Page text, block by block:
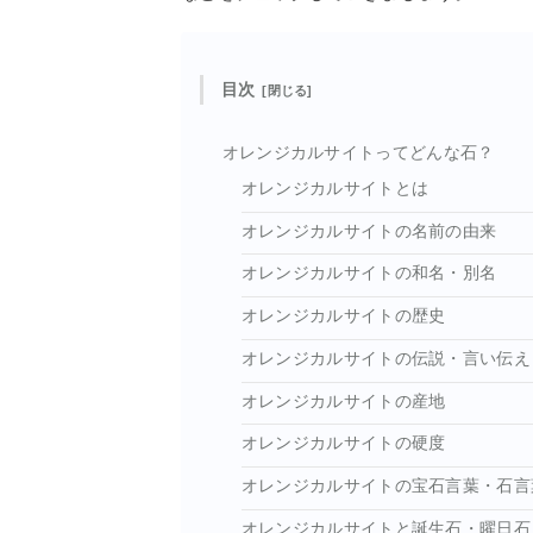
目次
オレンジカルサイトってどんな石？
オレンジカルサイトとは
オレンジカルサイトの名前の由来
オレンジカルサイトの和名・別名
オレンジカルサイトの歴史
オレンジカルサイトの伝説・言い伝え
オレンジカルサイトの産地
オレンジカルサイトの硬度
オレンジカルサイトの宝石言葉・石言
オレンジカルサイトと誕生石・曜日